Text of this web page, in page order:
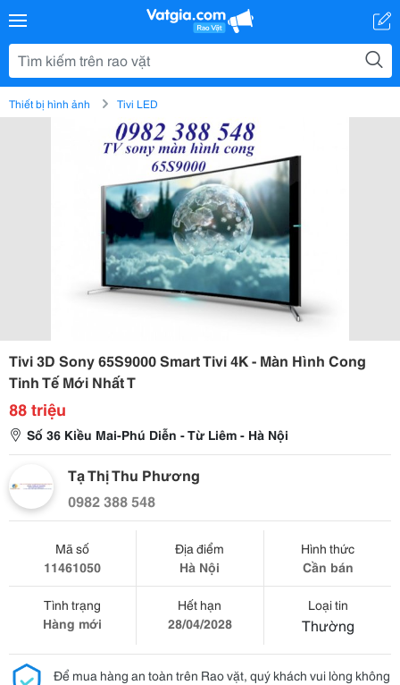
Thiết bị hình ảnh Tivi LED
Tivi 3D Sony 65S9000 Smart Tivi 4K - Màn Hình Cong
Tinh Tế Mới Nhất T
88 triệu
Số 36 Kiều Mai-Phú Diễn - Từ Liêm - Hà Nội
Tạ Thị Thu Phương
0982 388 548
Mã số
11461050
Địa điểm
Hà Nội
Hình thức
Cần bán
Tình trạng
Hàng mới
Hết hạn
28/04/2028
Loại tin
Thường
Để mua hàng an toàn trên Rao vặt, quý khách vui lòng không